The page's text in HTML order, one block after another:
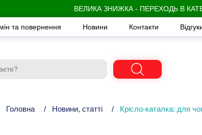
ВЕЛИКА ЗНИЖКА - ПЕРЕХОДЬ В
та повернення Новини Контакти
Головна / Новини, статті / Крісло-каталка: для